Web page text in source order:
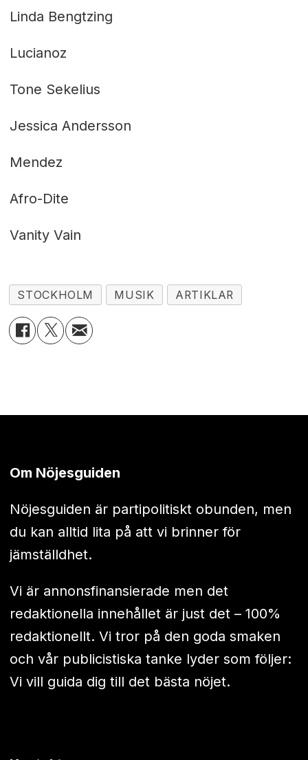
Linda Bengtzing
Lucianoz
Tone Sekelius
Jessica Andersson
Mendez
Afro-Dite
Vanity Vain
STOCKHOLM MUSIK ARTIKLAR
Om Nöjesguiden
Nöjesguiden är partipolitiskt obunden, men
du kan alltid lita på att vi brinner för
jämställdhet.
Vi är annonsfinansierade men det
redaktionella innehållet är just det – 100%
redaktionellt. Vi tror på den goda smaken
och vår publicistiska tanke lyder som följer:
Vi vill guida dig till det bästa nöjet.